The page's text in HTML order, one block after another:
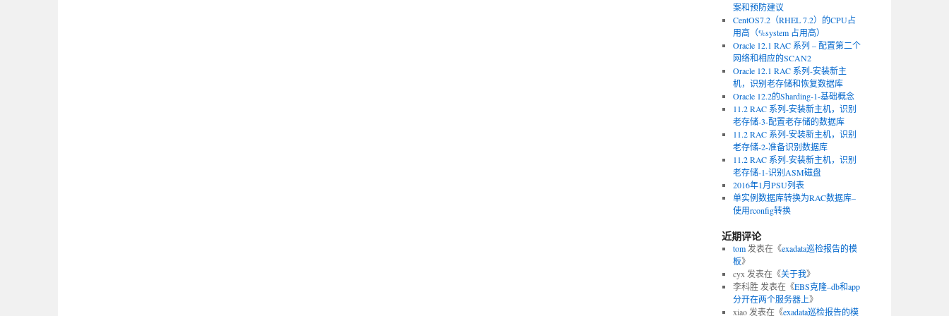
案和预防建议
CentOS7.2（RHEL 7.2）的CPU占
用高（%system 占用高）
Oracle 12.1 RAC 系列 – 配置第二个
网络和相应的SCAN2
Oracle 12.1 RAC 系列-安装新主
机，识别老存储和恢复数据库
Oracle 12.2的Sharding-1-基础概念
11.2 RAC 系列-安装新主机，识别
老存储-3-配置老存储的数据库
11.2 RAC 系列-安装新主机，识别
老存储-2-准备识别数据库
11.2 RAC 系列-安装新主机，识别
老存储-1-识别ASM磁盘
2016年1月PSU列表
单实例数据库转换为RAC数据库–
使用rconfig转换
近期评论
tom发表在《exadata巡检报告的模
板》
cyx 发表在《关于我》
李科胜发表在《EBS克隆–db和app
分开在两个服务器上》
xiao发表在《exadata巡检报告的模